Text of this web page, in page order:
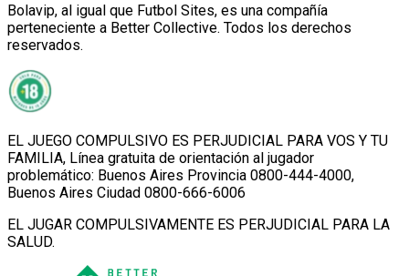
Bolavip, al igual que Futbol Sites, es una compañía
perteneciente a Better Collective. Todos los derechos
reservados.
EL JUEGO COMPULSIVO ES PERJUDICIAL PARA VOS Y TU
FAMILIA, Línea gratuita de orientación al jugador
problemático: Buenos Aires Provincia 0800-444-4000,
Buenos Aires Ciudad 0800-666-6006
EL JUGAR COMPULSIVAMENTE ES PERJUDICIAL PARA LA
SALUD.